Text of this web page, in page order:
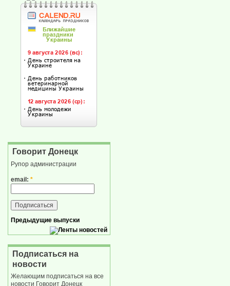
Говорит Донецк
Рупор администрации
email: *
Предыдущие выпуски
Подписаться на
новости
Желающим подписаться на все
новости Говорит Донецк